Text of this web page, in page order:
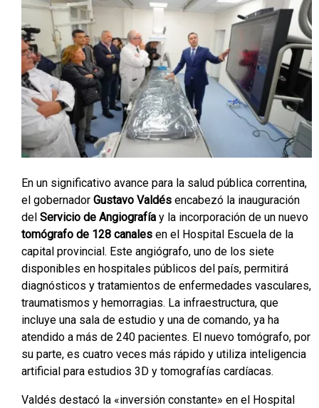
En un significativo avance para la salud pública correntina,
el gobernador Gustavo Valdés encabezó la inauguración
del Servicio de Angiografía y la incorporación de un nuevo
tomógrafo de 128 canales en el Hospital Escuela de la
capital provincial. Este angiógrafo, uno de los siete
disponibles en hospitales públicos del país, permitirá
diagnósticos y tratamientos de enfermedades vasculares,
traumatismos y hemorragias. La infraestructura, que
incluye una sala de estudio y una de comando, ya ha
atendido a más de 240 pacientes. El nuevo tomógrafo, por
su parte, es cuatro veces más rápido y utiliza inteligencia
artificial para estudios 3D y tomografías cardíacas.
Valdés destacó la «inversión constante» en el Hospital